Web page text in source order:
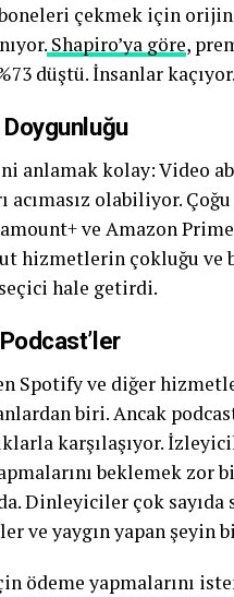
çekmek için
Shapiro’ya göre,
düştü. İnsanlar kaçıyor.
anlamak kolay: Video
acımasız olabiliyor.
ve Amazon
hizmetlerin çokluğu
hale getirdi.
Spotify ve diğer
biri. Ancak
karşılaşıyor.
beklemek zor
Dinleyiciler çok
ve yaygın yapan şeyin
ödeme yapmalarını